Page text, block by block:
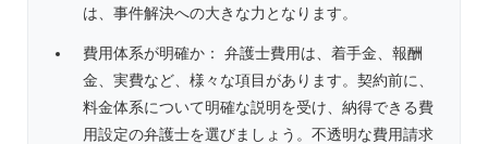
は、事件解決への大きな力となります。
費用体系が明確か： 弁護士費用は、着手金、報酬
金、実費など、様々な項目があります。契約前に、
料金体系について明確な説明を受け、納得できる費
用設定の弁護士を選びましょう。不透明な費用請求